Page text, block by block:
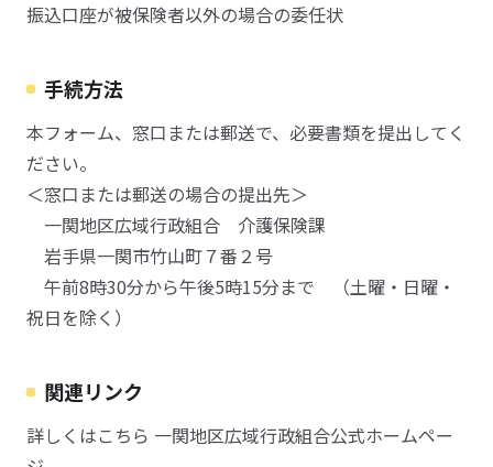
振込口座が被保険者以外の場合の委任状
手続方法
本フォーム、窓口または郵送で、必要書類を提出してく
ださい。
＜窓口または郵送の場合の提出先＞
一関地区広域行政組合 介護保険課
岩手県一関市竹山町７番２号
午前8時30分から午後5時15分まで （土曜・日曜・
祝日を除く）
関連リンク
詳しくはこちら 一関地区広域行政組合公式ホームペー